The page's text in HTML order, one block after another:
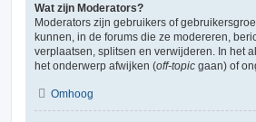
Wat zijn Moderators?
Moderators zijn gebruikers of
kunnen, in de forums die ze modereren,
verplaatsen, splitsen en verwijderen. In het
het onderwerp afwijken (off-topic gaan) of
Omhoog